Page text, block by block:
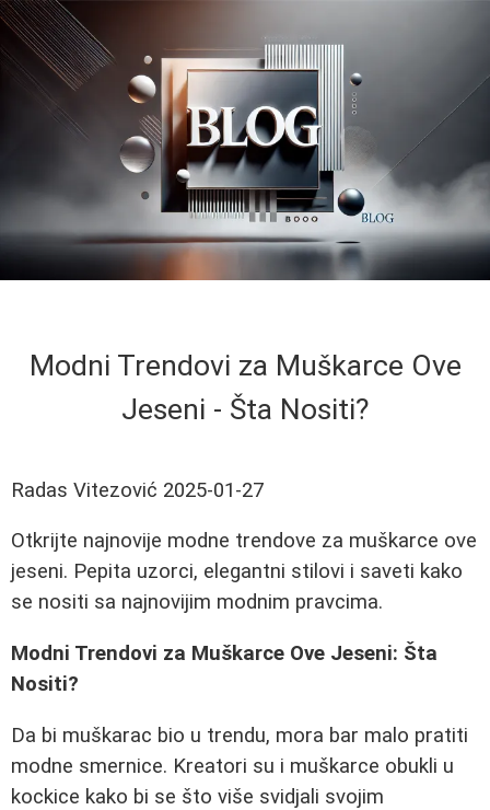
Modni Trendovi za Muškarce Ove
Jeseni - Šta Nositi?
Radas Vitezović 2025-01-27
Otkrijte najnovije modne trendove za muškarce ove
jeseni. Pepita uzorci, elegantni stilovi i saveti kako
se nositi sa najnovijim modnim pravcima.
Modni Trendovi za Muškarce Ove Jeseni: Šta
Nositi?
Da bi muškarac bio u trendu, mora bar malo pratiti
modne smernice. Kreatori su i muškarce obukli u
kockice kako bi se što više svidjali svojim